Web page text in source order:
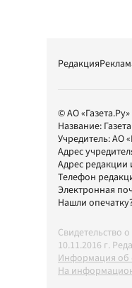
Редакция
© АО
Название:
Учредитель:АО
Адрес
Адрес редакции
Телефон
Электронная
Нашли
Свидетельство
10.11.2016 г.
Информация об
На